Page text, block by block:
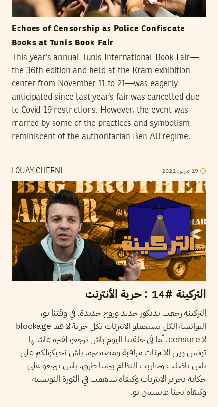
Echoes of Censorship as Police Confiscate
Books at Tunis Book Fair
This year’s annual Tunis International Book Fair—
the 36th edition and held at the Kram exhibition
center from November 11 to 21—was eagerly
anticipated since last year’s fair was cancelled due
to Covid-19 restrictions. However, the event was
marred by some of the practices and symbolism
reminiscent of the authoritarian Ben Ali regime.
LOUAY CHERNI 19 مارس2021
التركينة #14 : حرية الأنترنت
التركينة رجعت بديكور جديد وروح جديدة. في وقتنا تو،
التوانسة الكل يستعملو الانترنات بكل حرية لا فما blockage
لا censure. أما في حلقتنا اليوم باش نرجعو لفترة عاشتها
تونس وين الانترنات مراقبة ومصنصرة. باش نحيكولكم على
ناس ناضلت وحاربت النظام ببرشا طرق. باش نرجعو على
حكاية تحرير الانترنات وكيفاه ساهمت في الثورة التونسية
وكيفاه نحنا عايشيين تو.